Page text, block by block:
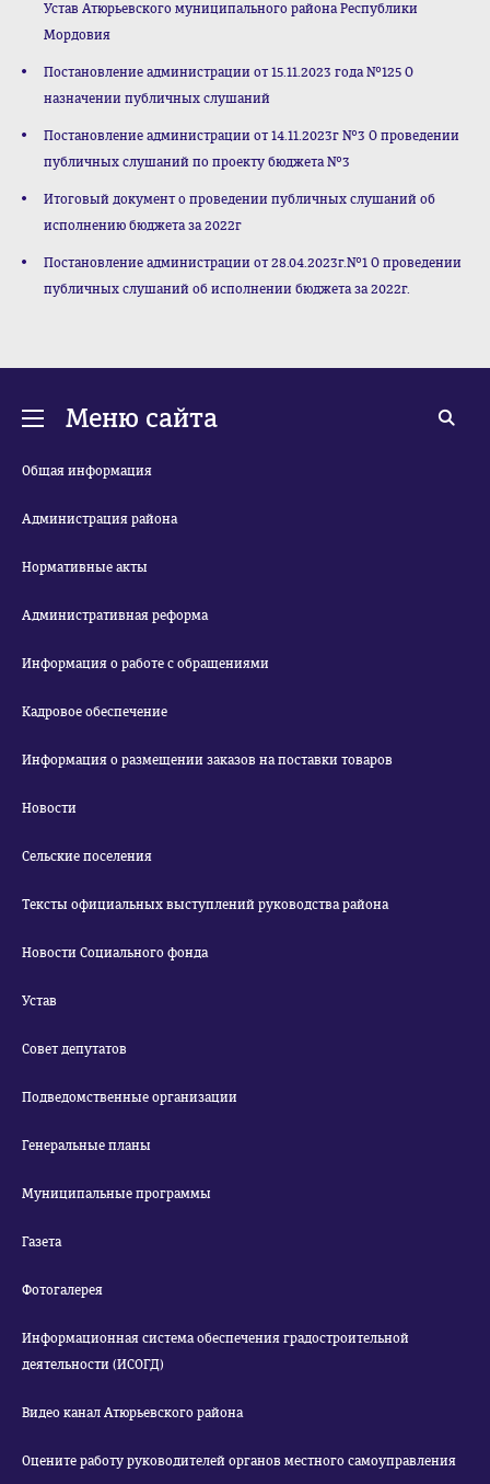
Устав Атюрьевского муниципального района Республики
Мордовия
Постановление администрации от 15.11.2023 года №125 О
назначении публичных слушаний
Постановление администрации от 14.11.2023г №3 О проведении
публичных слушаний по проекту бюджета №3
Итоговый документ о проведении публичных слушаний об
исполнению бюджета за 2022г
Постановление администрации от 28.04.2023г.№1 О проведении
публичных слушаний об исполнении бюджета за 2022г.
Меню сайта
Общая информация
Администрация района
Нормативные акты
Административная реформа
Информация о работе с обращениями
Кадровое обеспечение
Информация о размещении заказов на поставки товаров
Новости
Сельские поселения
Тексты официальных выступлений руководства района
Новости Социального фонда
Устав
Совет депутатов
Подведомственные организации
Генеральные планы
Муниципальные программы
Газета
Фотогалерея
Информационная система обеспечения градостроительной
деятельности (ИСОГД)
Видео канал Атюрьевского района
Оцените работу руководителей органов местного самоуправления